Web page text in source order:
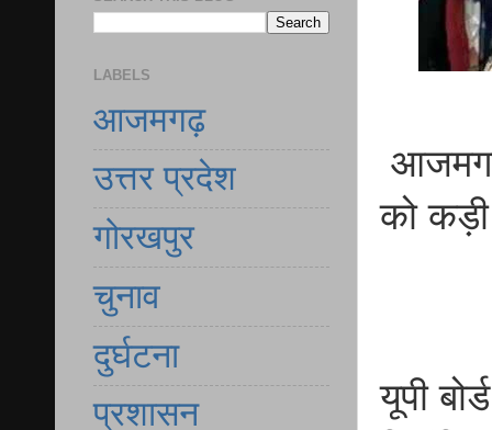
आजमगढ़
को
यूपी
LABELS
आजमगढ़
उत्तर प्रदेश
गोरखपुर
चुनाव
दुर्घटना
प्रशासन